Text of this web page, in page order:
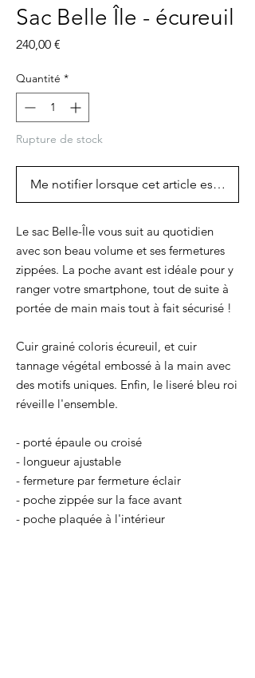
Sac Belle Île - écureuil
240,00 €
Quantité *
Rupture de stock
Me notifier lorsque cet article est
Le sac Belle-Île vous suit au quotidien
avec son beau volume et ses fermetures
zippées. La poche avant est idéale pour y
ranger votre smartphone, tout de suite à
portée de main mais tout à fait sécurisé !
Cuir grainé coloris écureuil, et cuir
tannage végétal embossé à la main avec
des motifs uniques. Enfin, le liseré bleu roi
réveille l'ensemble.
- porté épaule ou croisé
- longueur ajustable
- fermeture par fermeture éclair
- poche zippée sur la face avant
- poche plaquée à l'intérieur